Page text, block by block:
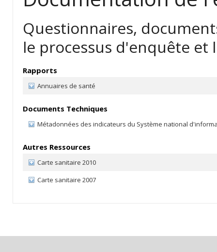
Questionnaires,
le processus d'enquête et
Rapports
Annuaires de santé
Documents Techniques
Métadonnées des indicateurs du Système national
Autres Ressources
Carte sanitaire 2010
Carte sanitaire 2007